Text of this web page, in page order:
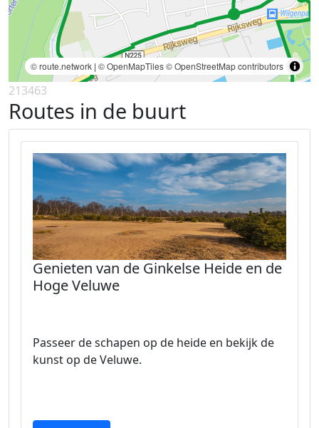
© route.network | © OpenMapTiles© OpenStreetMap contributors
213463
Routes in de buurt
Genieten van de Ginkelse Heide en de
Hoge Veluwe
Passeer de schapen op de heide en bekijk de
kunst op de Veluwe.